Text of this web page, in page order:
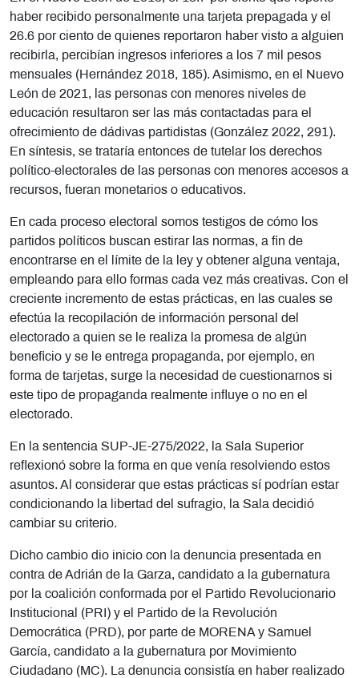
haber recibido personalmente una tarjeta prepagada y el
26.6 por ciento de quienes reportaron haber visto a alguien
recibirla, percibían ingresos inferiores a los 7 mil pesos
mensuales (Hernández 2018, 185). Asimismo, en el Nuevo
León de 2021, las personas con menores niveles de
educación resultaron ser las más contactadas para el
ofrecimiento de dádivas partidistas (González 2022, 291).
En síntesis, se trataría entonces de tutelar los derechos
político-electorales de las personas con menores accesos a
recursos, fueran monetarios o educativos.
En cada proceso electoral somos testigos de cómo los
partidos políticos buscan estirar las normas, a fin de
encontrarse en el límite de la ley y obtener alguna ventaja,
empleando para ello formas cada vez más creativas. Con el
creciente incremento de estas prácticas, en las cuales se
efectúa la recopilación de información personal del
electorado a quien se le realiza la promesa de algún
beneficio y se le entrega propaganda, por ejemplo, en
forma de tarjetas, surge la necesidad de cuestionarnos si
este tipo de propaganda realmente influye o no en el
electorado.
En la sentencia SUP-JE-275/2022, la Sala Superior
reflexionó sobre la forma en que venía resolviendo estos
asuntos. Al considerar que estas prácticas sí podrían estar
condicionando la libertad del sufragio, la Sala decidió
cambiar su criterio.
Dicho cambio dio inicio con la denuncia presentada en
contra de Adrián de la Garza, candidato a la gubernatura
por la coalición conformada por el Partido Revolucionario
Institucional (PRI) y el Partido de la Revolución
Democrática (PRD), por parte de MORENA y Samuel
García, candidato a la gubernatura por Movimiento
Ciudadano (MC). La denuncia consistía en haber realizado